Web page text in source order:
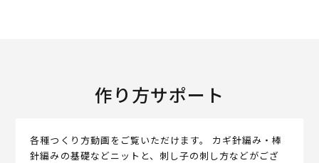
作り方サポート
各種つくり方動画をご覧いただけます。 カギ針編み・棒
針編みの基礎などニットと、刺し子の刺し方などがござ